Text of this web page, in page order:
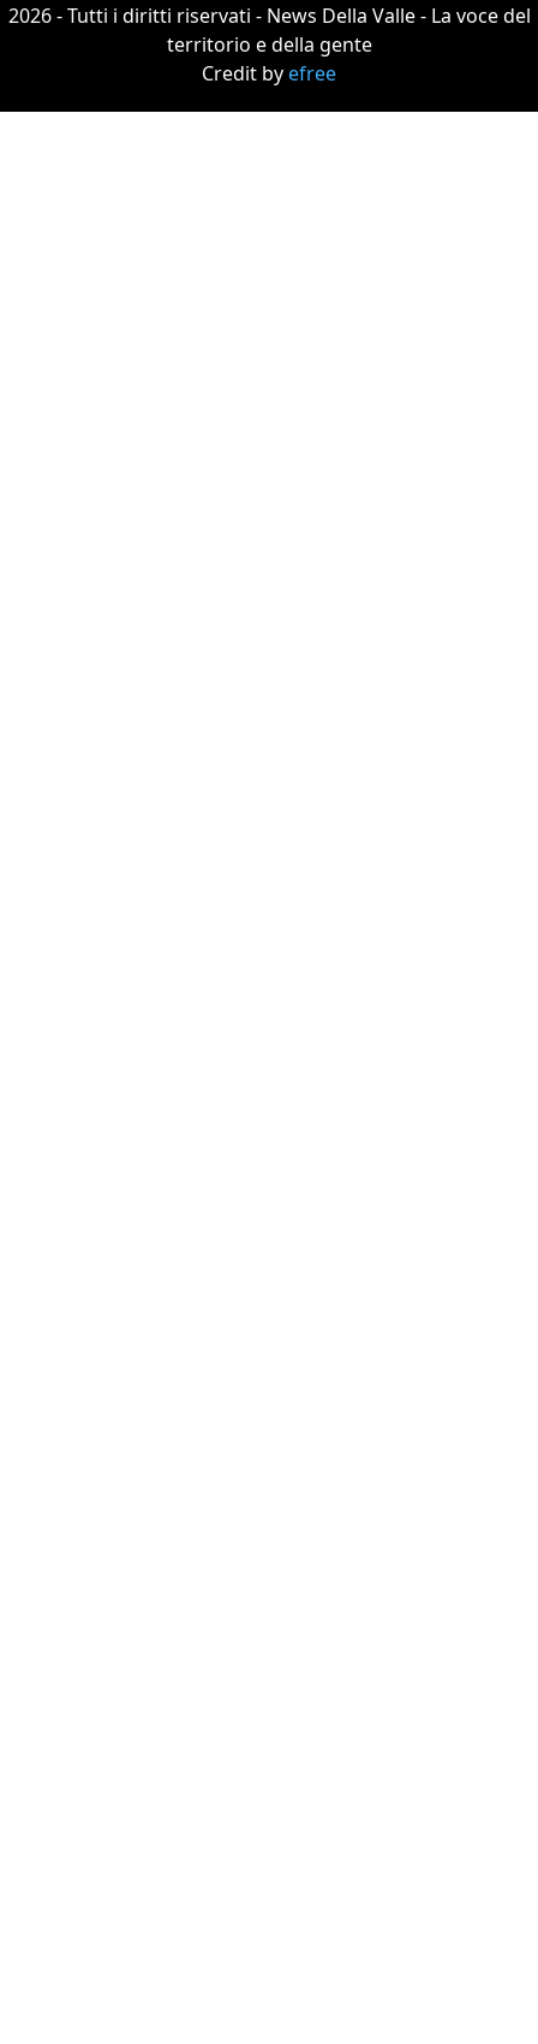
2026 - Tutti i diritti riservati - News Della Valle - La voce del
territorio e della gente
Credit byefree